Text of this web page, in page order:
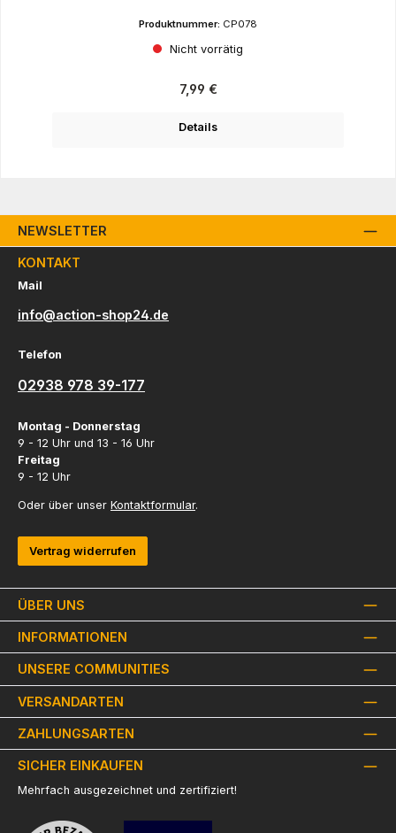
Produktnummer: CP078
Nicht vorrätig
Regulärer Preis:
7,99 €
Details
NEWSLETTER
ÜBER UNS
INFORMATIONEN
KONTAKT
Mail
info@action-shop24.de
Telefon
02938 978 39-177
Montag - Donnerstag
9 - 12 Uhr und 13 - 16 Uhr
Freitag
9 - 12 Uhr
Oder über unser Kontaktformular.
Vertrag widerrufen
UNSERE COMMUNITIES
VERSANDARTEN
ZAHLUNGSARTEN
SICHER EINKAUFEN
Mehrfach ausgezeichnet und zertifiziert!